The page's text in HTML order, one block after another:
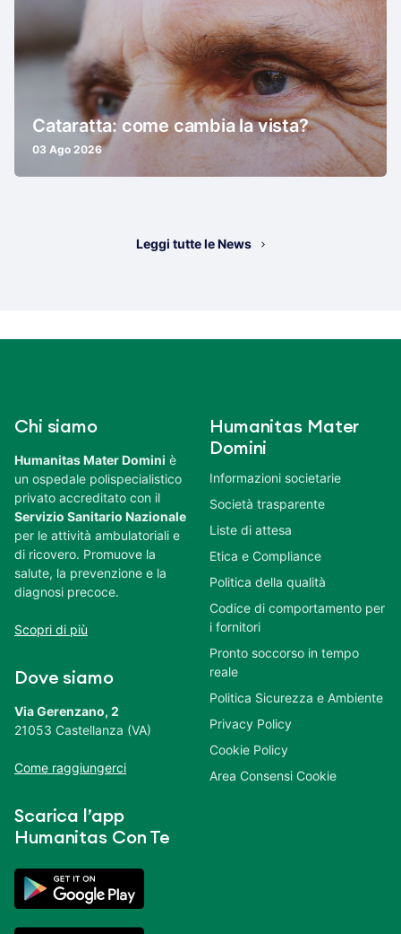
Cataratta: come cambia la vista?
03 Ago 2026
Leggi tutte le News
Chi siamo
Humanitas Mater Domini è
un ospedale polispecialistico
privato accreditato con il
Servizio Sanitario Nazionale
per le attività ambulatoriali e
di ricovero. Promuove la
salute, la prevenzione e la
diagnosi precoce.
Scopri di più
Dove siamo
Via Gerenzano, 2
21053 Castellanza (VA)
Come raggiungerci
Scarica l’app
Humanitas Con Te
Humanitas Mater
Domini
Informazioni societarie
Società trasparente
Liste di attesa
Etica e Compliance
Politica della qualità
Codice di comportamento per
i fornitori
Pronto soccorso in tempo
reale
Politica Sicurezza e Ambiente
Privacy Policy
Cookie Policy
Area Consensi Cookie